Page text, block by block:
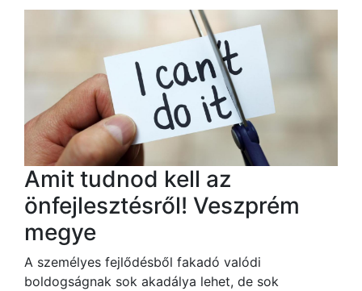
Amit tudnod kell az
önfejlesztésről! Veszprém
megye
A személyes fejlődésből fakadó valódi
boldogságnak sok akadálya lehet, de sok